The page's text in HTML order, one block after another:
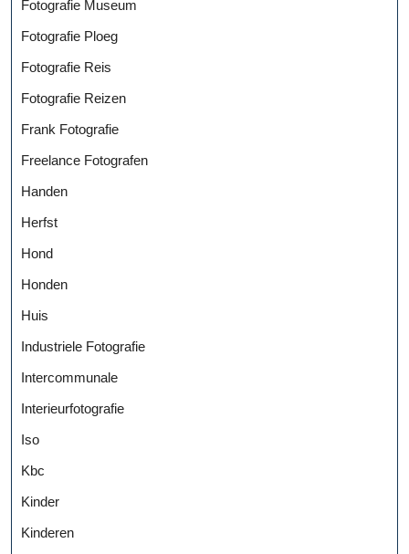
Fotografie Museum
Fotografie Ploeg
Fotografie Reis
Fotografie Reizen
Frank Fotografie
Freelance Fotografen
Handen
Herfst
Hond
Honden
Huis
Industriele Fotografie
Intercommunale
Interieurfotografie
Iso
Kbc
Kinder
Kinderen